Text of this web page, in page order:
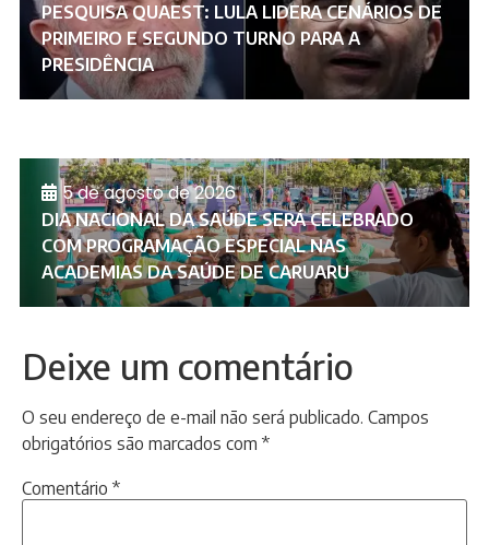
PESQUISA QUAEST: LULA LIDERA CENÁRIOS DE
PRIMEIRO E SEGUNDO TURNO PARA A
PRESIDÊNCIA
5 de agosto de 2026
DIA NACIONAL DA SAÚDE SERÁ CELEBRADO
COM PROGRAMAÇÃO ESPECIAL NAS
ACADEMIAS DA SAÚDE DE CARUARU
Deixe um comentário
O seu endereço de e-mail não será publicado. Campos
obrigatórios são marcados com *
Comentário *